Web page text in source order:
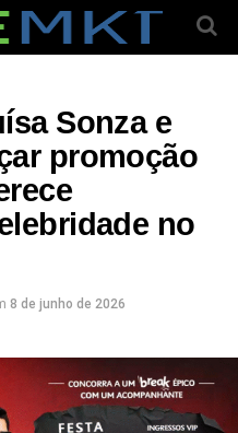
Sonza e
promoção
no
8 de junho de 2026